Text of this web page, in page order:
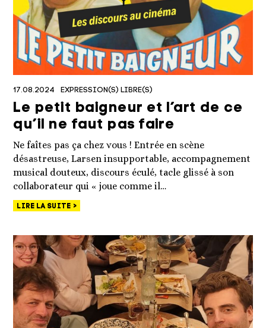
17.08.2024 EXPRESSION(S) LIBRE(S)
Le petit baigneur et l’art de ce
qu’il ne faut pas faire
Ne faîtes pas ça chez vous ! Entrée en scène
désastreuse, Larsen insupportable, accompagnement
musical douteux, discours éculé, tacle glissé à son
collaborateur qui « joue comme il…
LIRE LA SUITE